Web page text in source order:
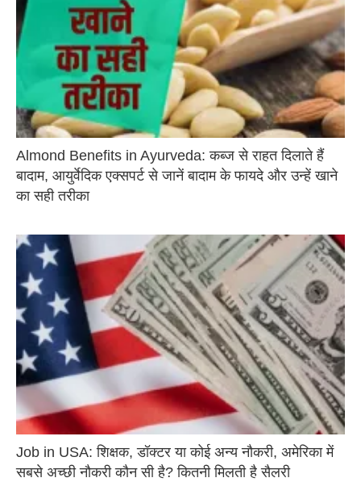
Almond Benefits in Ayurveda: कब्ज से राहत दिलाते हैं
बादाम, आयुर्वेदिक एक्सपर्ट से जानें बादाम के फायदे और उन्हें खाने
का सही तरीका
Job in USA: शिक्षक, डॉक्टर या कोई अन्य नौकरी, अमेरिका में
सबसे अच्छी नौकरी कौन सी है? कितनी मिलती है सैलरी